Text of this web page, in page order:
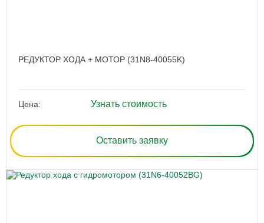
РЕДУКТОР ХОДА + МОТОР (31N8-40055K)
Цена: Узнать стоимость
Оставить заявку